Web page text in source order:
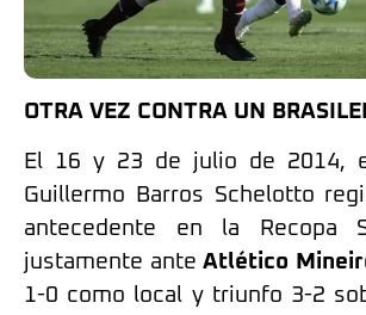
OTRA VEZ CONTRA UN
El 16 y 23 de julio de 2014,
Guillermo Barros Schelotto
antecedente en la Recopa
justamente anteAtlético
1-0 como local y triunfo 3-2